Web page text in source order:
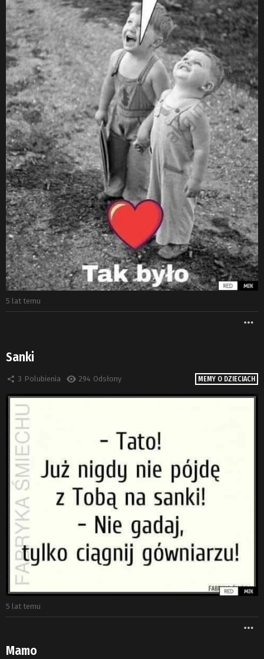
5 lat temu
MEMY O DZIECIACH
Sanki
3 Polubienia 294 Odsłony
5 lat temu
Mamo